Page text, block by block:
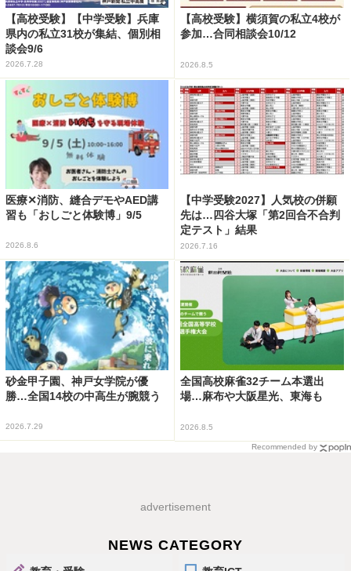
【高校受験】【中学受験】兵庫
県内の私立31校が集結、個別相
談会9/6
2026.7.28
【高校受験】横須賀の私立4校が
参加…合同相談会10/12
2026.8.5
医療✕消防、縫合デモやAED講
習も「おしごと体験博」9/5
2026.8.6
【中学受験2027】人気校の併願
先は…四谷大塚「第2回合不合判
定テスト」結果
2026.7.16
砂金甲子園、神戸女学院が優
勝…全国14校の中高生が腕競う
2026.7.29
全国高校麻雀32チーム本選出
場…麻布や大阪星光、東海も
2026.8.5
Recommended by
advertisement
NEWS CATEGORY